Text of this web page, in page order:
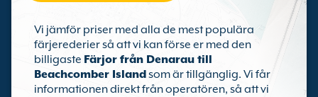
Vi jämför priser med alla de mest populära
färjerederier så att vi kan förse er med den
billigaste Färjor från Denarau till
Beachcomber Islandsom är tillgänglig. Vi får
informationen direkt från operatören, så att vi